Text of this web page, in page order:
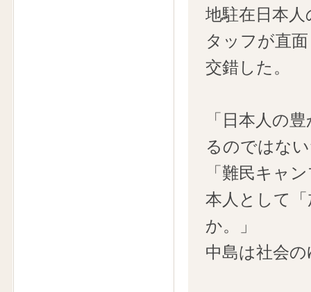
地駐在日本
タッフが直
交錯した。
「日本人の
るのではな
「難民キャ
本人として
か。」
中島は社会